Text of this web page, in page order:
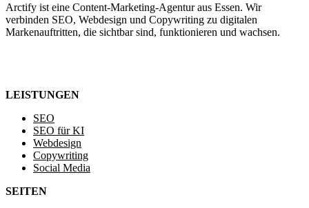
Arctify ist eine Content-Marketing-Agentur aus Essen. Wir
verbinden SEO, Webdesign und Copywriting zu digitalen
Markenauftritten, die sichtbar sind, funktionieren und wachsen.
LEISTUNGEN
SEO
SEO für KI
Webdesign
Copywriting
Social Media
SEITEN